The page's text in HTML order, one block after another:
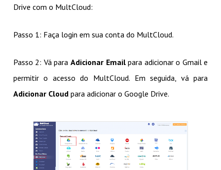
Drive com o MultCloud:
Passo 1: Faça login em sua conta do MultCloud.
Passo 2: Vá para Adicionar Emailpara adicionar o Gmail e
permitir o acesso do MultCloud. Em seguida, vá para
Adicionar Cloudpara adicionar o Google Drive.